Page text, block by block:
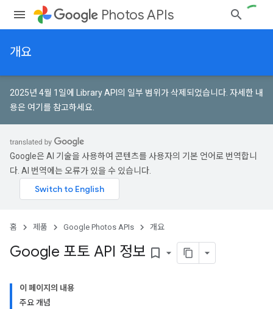
Photos APIs
개요
2025년 4월 1일에 Library API의 일부 범위가 삭제되었습니다. 자세한 내
용은 여기를 참고하세요
Google은 AI 기술을 사용하여 콘텐츠를 사용자의 기본 언어로 번역합니
다. AI 번역에는 오류가 있을 수 있습니다.
홈 제품 Google Photos APIs 개요
Google 포토 API 정보 bookmark_border
이 페이지의 내용
주요 개념